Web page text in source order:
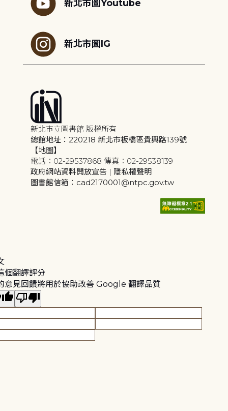
新北市圖Youtube
新北市圖IG
新北市立圖書館 版權所有
總館地址：220218 新北市板橋區貴興路139號
【地圖】
電話：02-29537868 傳真：02-29538139
政府網站資料開放宣告 | 隱私權聲明
圖書館信箱：cad2170001@ntpc.gov.tw
個翻譯評分
意見回饋將用於協助改善 Google 翻譯品質